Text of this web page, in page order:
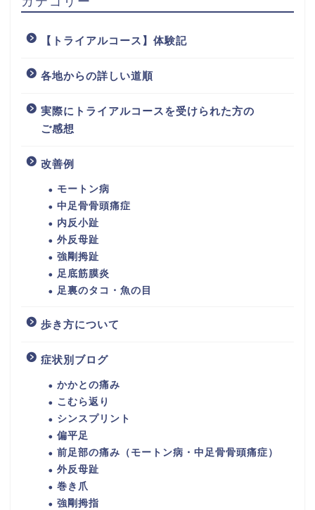
【トライアルコース】体験記
各地からの詳しい道順
実際にトライアルコースを受けられた方の
ご感想
改善例
モートン病
中足骨骨頭痛症
内反小趾
外反母趾
強剛拇趾
足底筋膜炎
足裏のタコ・魚の目
歩き方について
症状別ブログ
かかとの痛み
こむら返り
シンスプリント
偏平足
前足部の痛み（モートン病・中足骨骨頭痛症）
外反母趾
巻き爪
強剛拇指